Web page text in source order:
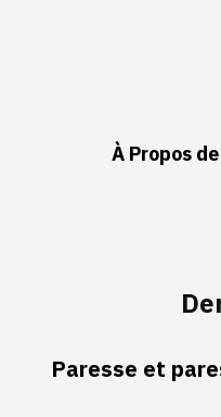
À Propos
Paresse et